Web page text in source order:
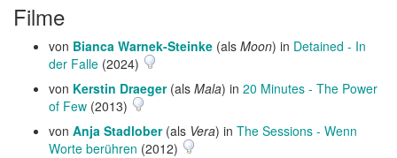
Filme
von Bianca Warnek-Steinke (als Moon) in Detained - In
der Falle (2024)
von Kerstin Draeger(als Mala) in 20 Minutes - The Power
of Few (2013)
von Anja Stadlober(als Vera) in The Sessions - Wenn
Worte berühren (2012)